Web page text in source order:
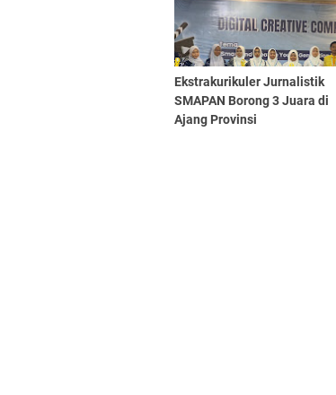
Ekstrakurikuler Jurnalistik
SMAPAN Borong 3 Juara di
Ajang Provinsi